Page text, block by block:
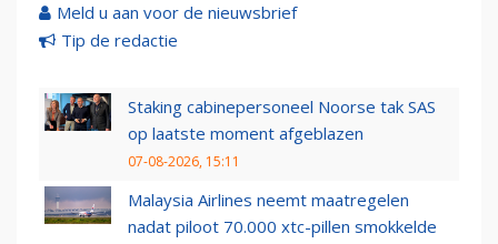
Meld u aan voor de nieuwsbrief
Tip de redactie
Staking cabinepersoneel Noorse tak SAS
op laatste moment afgeblazen
07-08-2026, 15:11
Malaysia Airlines neemt maatregelen
nadat piloot 70.000 xtc-pillen smokkelde